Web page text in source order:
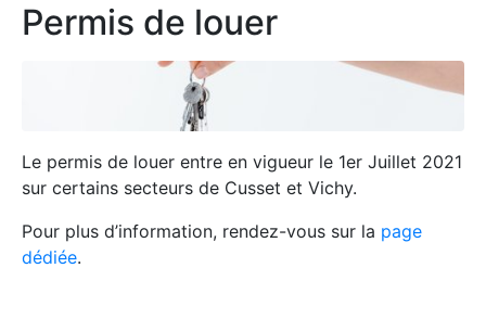
Permis de louer
Le permis de louer entre en vigueur le 1er Juillet 2021
sur certains secteurs de Cusset et Vichy.
Pour plus d’information, rendez-vous sur la page
dédiée.